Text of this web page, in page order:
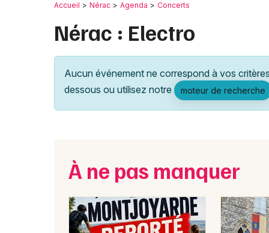
Accueil Nérac Agenda Concerts
Nérac : Electro
Aucun événement ne correspond à vos
dessous ou utilisez notre
moteur de recherche
À ne pas manquer